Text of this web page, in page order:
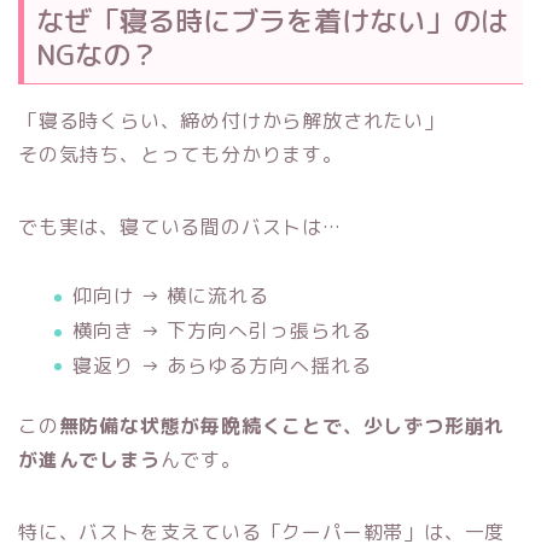
なぜ「寝る時にブラを着けない」のは
NGなの？
「寝る時くらい、締め付けから解放されたい」
その気持ち、とっても分かります。
でも実は、寝ている間のバストは…
仰向け → 横に流れる
横向き → 下方向へ引っ張られる
寝返り → あらゆる方向へ揺れる
この無防備な状態が毎晩続くことで、少しずつ形崩れ
が進んでしまうんです。
特に、バストを支えている「クーパー靭帯」は、一度